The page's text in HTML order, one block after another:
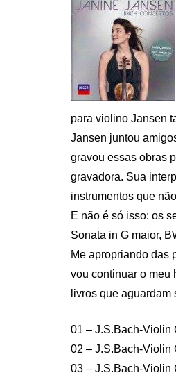
para violino Jansen
Jansen juntou
gravou essas obras
gravadora. Sua
instrumentos que
E não é só isso: os
Sonata in G maior,
Me apropriando das
vou continuar o meu
livros que
01 – J.S.Bach-Violin
02 – J.S.Bach-Violin
03 – J.S.Bach-Violin